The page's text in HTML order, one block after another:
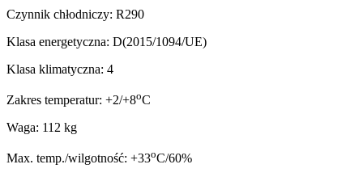
Czynnik chłodniczy: R290
Klasa energetyczna: D(2015/1094/UE)
Klasa klimatyczna: 4
Zakres temperatur: +2/+8oC
Waga: 112 kg
Max. temp./wilgotność: +33oC/60%